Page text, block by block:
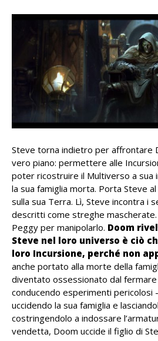
Steve torna indietro per affrontare
vero piano: permettere alle
poter ricostruire il Multiverso a sua
la sua famiglia morta. Porta Steve
sulla sua Terra. Lì, Steve incontra i
descritti come streghe
Peggy per manipolarlo. Doom
Steve nel loro universo è ciò
loro Incursione, perché non
anche portato alla morte della
diventato ossessionato dal fermare
conducendo esperimenti pericolosi
uccidendo la sua famiglia e
costringendolo a indossare
vendetta, Doom uccide il figlio di